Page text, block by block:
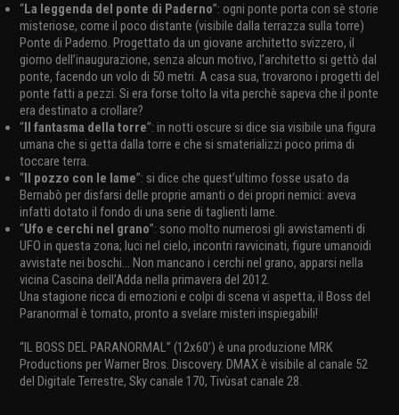
“La leggenda del ponte di Paderno”: ogni ponte porta con sè storie
misteriose, come il poco distante (visibile dalla terrazza sulla torre)
Ponte di Paderno. Progettato da un giovane architetto svizzero, il
giorno dell’inaugurazione, senza alcun motivo, l’architetto si gettò dal
ponte, facendo un volo di 50 metri. A casa sua, trovarono i progetti del
ponte fatti a pezzi. Si era forse tolto la vita perchè sapeva che il ponte
era destinato a crollare?
“Il fantasma della torre”: in notti oscure si dice sia visibile una figura
umana che si getta dalla torre e che si smaterializzi poco prima di
toccare terra.
“Il pozzo con le lame”: si dice che quest’ultimo fosse usato da
Bernabò per disfarsi delle proprie amanti o dei propri nemici: aveva
infatti dotato il fondo di una serie di taglienti lame.
“Ufo e cerchi nel grano”: sono molto numerosi gli avvistamenti di
UFO in questa zona; luci nel cielo, incontri ravvicinati, figure umanoidi
avvistate nei boschi... Non mancano i cerchi nel grano, apparsi nella
vicina Cascina dell’Adda nella primavera del 2012.
Una stagione ricca di emozioni e colpi di scena vi aspetta, il Boss del
Paranormal è tornato, pronto a svelare misteri inspiegabili!
“IL BOSS DEL PARANORMAL” (12x60’) è una produzione MRK
Productions per Warner Bros. Discovery. DMAX è visibile al canale 52
del Digitale Terrestre, Sky canale 170, Tivùsat canale 28.